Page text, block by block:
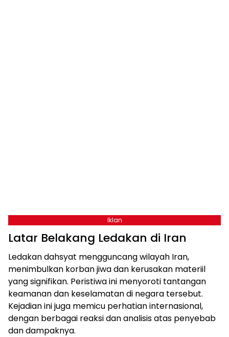
Iklan
Latar Belakang Ledakan di Iran
Ledakan dahsyat mengguncang wilayah Iran,
menimbulkan korban jiwa dan kerusakan materiil
yang signifikan. Peristiwa ini menyoroti tantangan
keamanan dan keselamatan di negara tersebut.
Kejadian ini juga memicu perhatian internasional,
dengan berbagai reaksi dan analisis atas penyebab
dan dampaknya.